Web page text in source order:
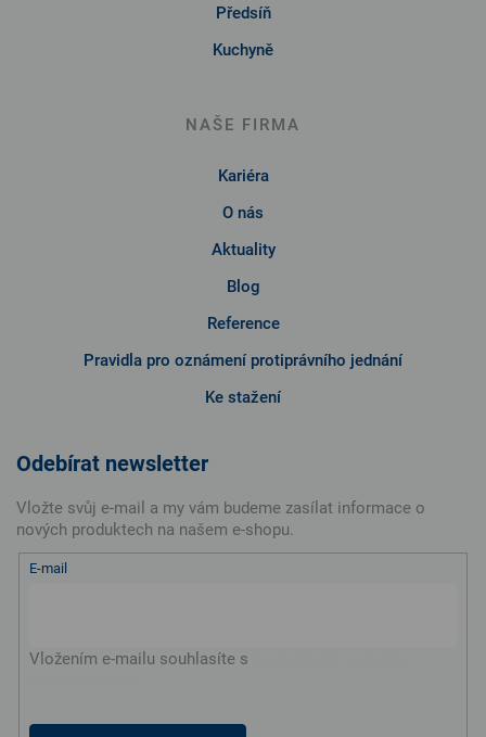
Předsíň
Kuchyně
NAŠE FIRMA
Kariéra
O nás
Aktuality
Blog
Reference
Pravidla pro oznámení protiprávního jednání
Ke stažení
Odebírat newsletter
Vložte svůj e-mail a my vám budeme zasílat informace o
nových produktech na našem e-shopu.
E-mail
Vložením e-mailu souhlasíte s